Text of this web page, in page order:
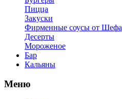
Пицца
Закуски
Фирменные соусы от Шефа
Десерты
Мороженое
Бар
Кальяны
Меню